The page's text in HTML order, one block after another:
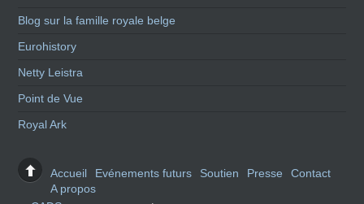
Blog sur la famille royale belge
Eurohistory
Netty Leistra
Point de Vue
Royal Ark
Accueil Evénements futurs Soutien Presse
Contact
A propos